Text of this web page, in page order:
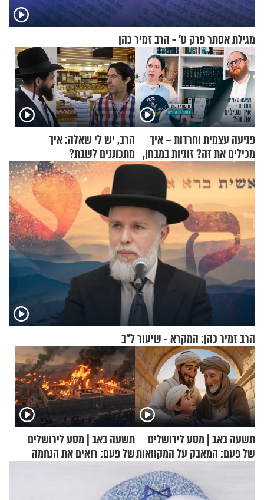
מגילת אסתר פרק ט’ - הרב זמיר כהן
פגיעה עצמית וחרדות – איך
מכילים את זה? זוגיות במבחן,
הפעם עם יהודית ואלתר כהן
הרב, יש לי שאלה: איך
מתכוננים לשבת?
הרב זמיר כהן: המקרא - שיעור ל"ב
תשעה באב | מסע לירושלים
של פעם: המאבק על המקוואות
תשעה באב | מסע לירושלים
של פעם: רואים את הנחמה